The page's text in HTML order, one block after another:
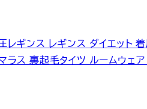
レギンス レギンス ダイエット
ラス 裏起毛タイツ ルームウェ